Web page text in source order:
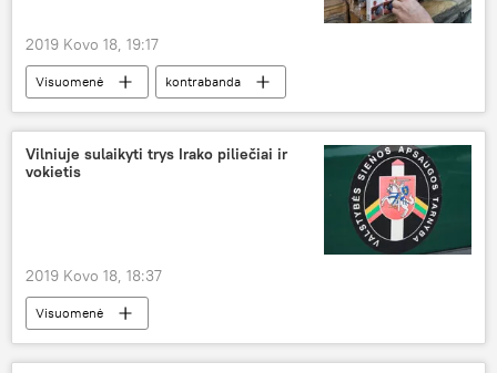
2019 Kovo 18, 19:17
Visuomenė kontrabanda
Vilniuje sulaikyti trys Irako piliečiai ir
vokietis
2019 Kovo 18, 18:37
Visuomenė
Valstybės sienos apsaugos tarnyba (VSAT)